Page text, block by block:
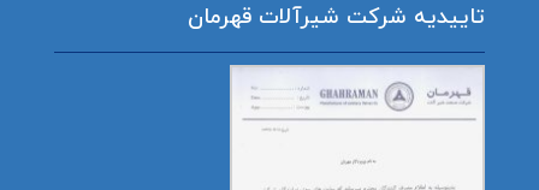
تاییدیه شرکت شیرآلات قهرمان